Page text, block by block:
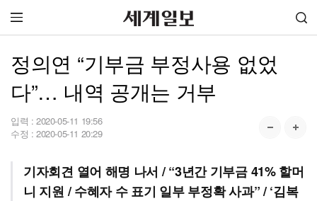
정의연 “기부금 부정사용 없었
다”… 내역 공개는 거부
입력 : 2020-05-11 19:56
수정 : 2020-05-11 20:29
기자회견 열어 해명 나서 / “3년간 기부금 41% 할머
니 지원 / 수혜자 수 표기 일부 부정확 사과” / ‘김복